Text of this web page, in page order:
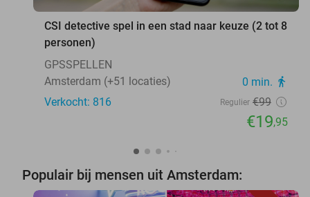
CSI detective spel in een stad naar keuze (2 tot 8
personen)
GPSSPELLEN
Amsterdam (+51 locaties)
0 min. directions_walk
Verkocht: 816 Regulier €99
€19,95
Populair bij mensen uit Amsterdam: